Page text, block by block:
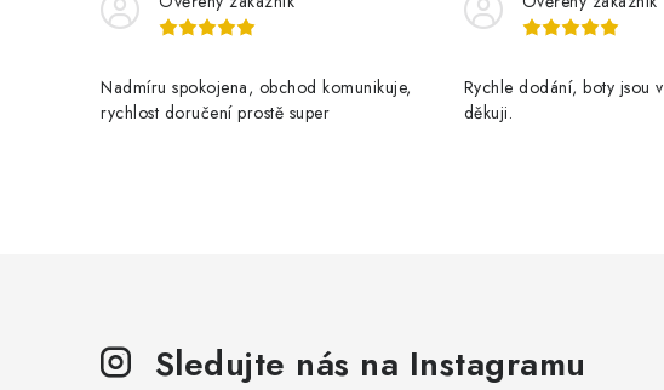
Nadmíru spokojena, obchod komunikuje,
rychlost doručení prostě super
Rychle dodání, boty jsou
děkuji.
Sledujte nás na Instagramu